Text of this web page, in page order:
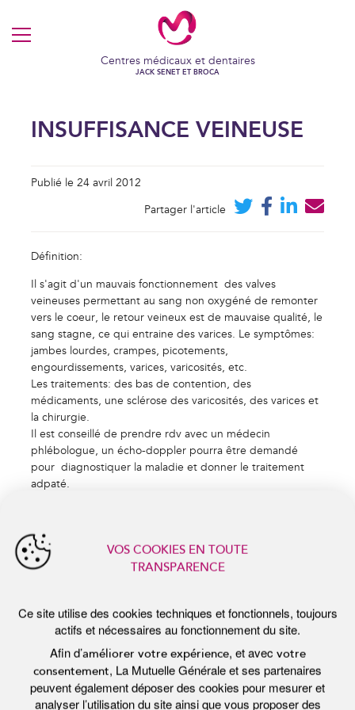
MENU
Centres médicaux et dentaires
JACK SENET ET BROCA
INSUFFISANCE VEINEUSE
Publié le 24 avril 2012
Partager l'article
Définition:
Il s'agit d'un mauvais fonctionnement des valves
veineuses permettant au sang non oxygéné de remonter
vers le coeur, le retour veineux est de mauvaise qualité, le
sang stagne, ce qui entraine des varices. Le symptômes:
jambes lourdes, crampes, picotements,
engourdissements, varices, varicosités, etc.
Les traitements: des bas de contention, des
médicaments, une sclérose des varicosités, des varices et
la chirurgie.
Il est conseillé de prendre rdv avec un médecin
phlébologue, un écho-doppler pourra être demandé
pour diagnostiquer la maladie et donner le traitement
adpaté.
actualités récentes
VOS COOKIES EN TOUTE
TRANSPARENCE
Ce site utilise des cookies techniques et fonctionnels, toujours
actifs et nécessaires au fonctionnement du site.
Afin d’ améliorer votre expérience, et avec votre
consentement, La Mutuelle Générale et ses partenaires
peuvent également déposer des cookies pour mesurer et
analyser l’utilisation du site ainsi que vous proposer des
contenus adaptés à vos centres d’intérêts.
Tout accepter
Tout refuser